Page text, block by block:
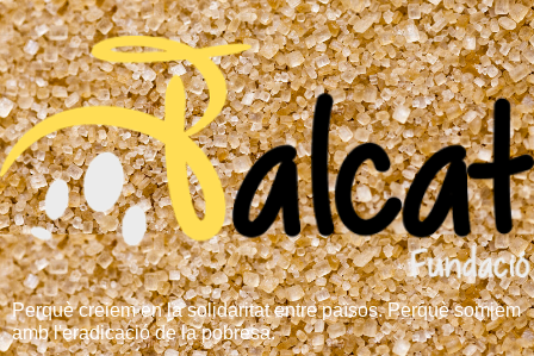
Perquè creiem en la solidaritat entre països. Perquè somiem
amb l'eradicació de la pobresa.